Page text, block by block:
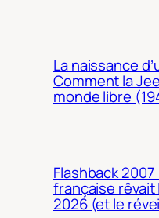
La naissance
Comment la
monde libre
Flashback
française rêvait
2026 (et le